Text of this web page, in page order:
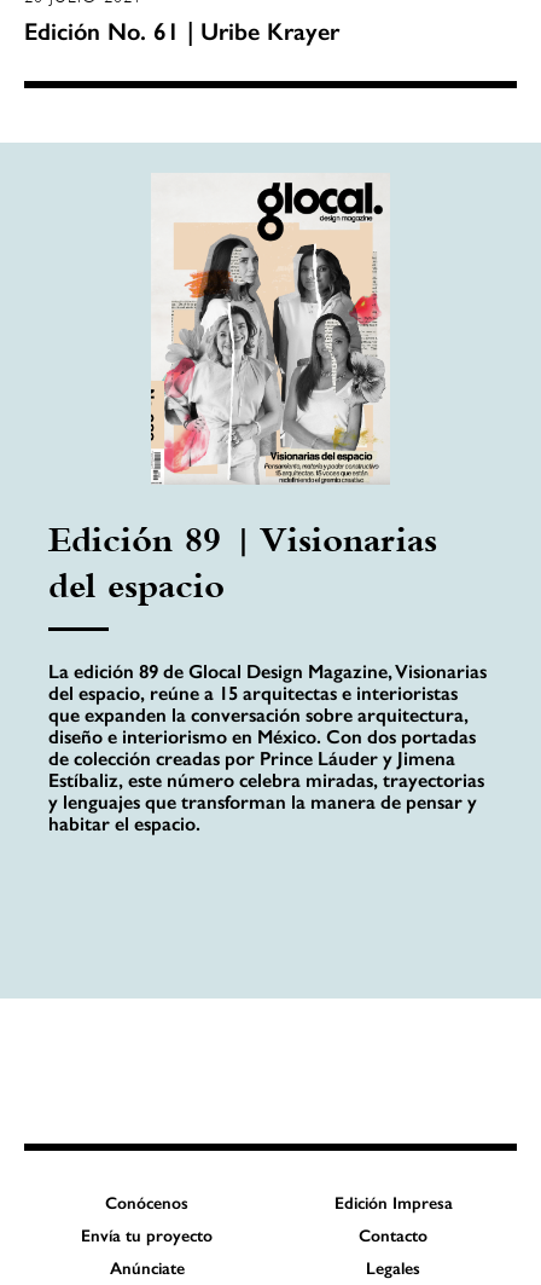
Edición No. 61 | Uribe Krayer
Edición 89 | Visionarias
del espacio
La edición 89 de Glocal Design Magazine, Visionarias
del espacio, reúne a 15 arquitectas e interioristas
que expanden la conversación sobre arquitectura,
diseño e interiorismo en México. Con dos portadas
de colección creadas por Prince Láuder y Jimena
Estíbaliz, este número celebra miradas, trayectorias
y lenguajes que transforman la manera de pensar y
habitar el espacio.
Conócenos
Edición Impresa
Envía tu proyecto
Contacto
Anúnciate
Legales